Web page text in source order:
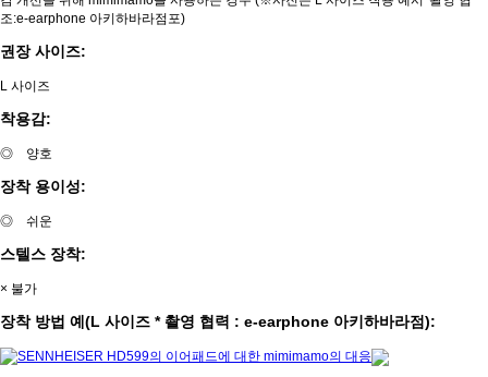
조:e-earphone 아키하바라점포)
권장 사이즈:
L 사이즈
착용감:
◎ 양호
장착 용이성:
◎ 쉬운
스텔스 장착:
× 불가
장착 방법 예(L 사이즈 * 촬영 협력 : e-earphone 아키하바라점):